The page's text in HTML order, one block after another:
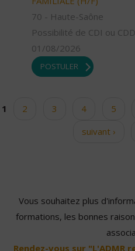
70 - Haute-Saône
Possibilité de CDI ou CDD
01/08/2026
POSTULER
Pages
1 2 3 4 5
suivant ›
Vous souhaitez plus
formations, les bonnes
Rendez-vous sur "L'ADMR